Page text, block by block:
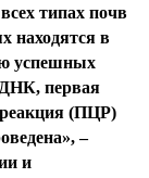
типах почв
находятся в
успешных
ДНК, первая
реакция (ПЦР)
–
и